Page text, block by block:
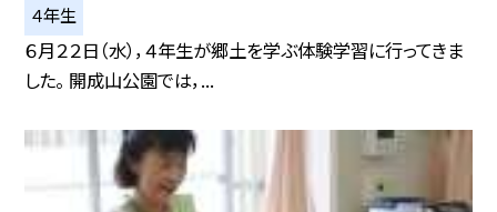
４年生
６月２２日（水），４年生が郷土を学ぶ体験学習に行ってきま
した。 開成山公園では，...